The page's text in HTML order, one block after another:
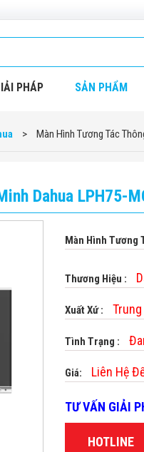
PHÁP SẢN PHẨM
> Màn Hình Tương Tác
Dahua LPH75-
Màn Hình Tương
Thương Hiệu :
Xuất Xứ :
Tình Trạng :
Giá: Liên Hệ
TƯ VẤN GIẢI
HOTLINE